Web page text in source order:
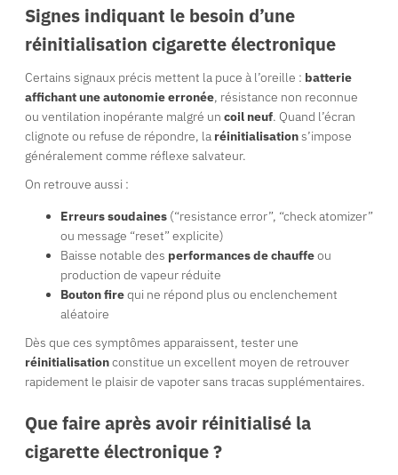
Signes indiquant le besoin d’une
réinitialisation cigarette électronique
Certains signaux précis mettent la puce à l’oreille : batterie
affichant une autonomie erronée, résistance non reconnue
ou ventilation inopérante malgré un coil neuf. Quand l’écran
clignote ou refuse de répondre, la réinitialisations’impose
généralement comme réflexe salvateur.
On retrouve aussi :
Erreurs soudaines (“resistance error”, “check atomizer”
ou message “reset” explicite)
Baisse notable des performances de chauffeou
production de vapeur réduite
Bouton firequi ne répond plus ou enclenchement
aléatoire
Dès que ces symptômes apparaissent, tester une
réinitialisationconstitue un excellent moyen de retrouver
rapidement le plaisir de vapoter sans tracas supplémentaires.
Que faire après avoir réinitialisé la
cigarette électronique ?